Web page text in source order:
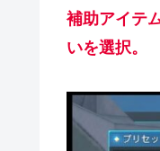
補助アイテ
いを選択。